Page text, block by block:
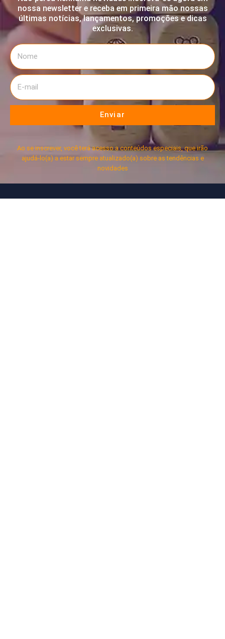
nossa newsletter e receba em primeira mão nossas
últimas notícias, lançamentos, promoções e dicas
exclusivas.
Enviar
Ao se inscrever, você terá acesso a conteúdos especiais, que irão
ajudá-lo(a) a estar sempre atualizado(a) sobre as tendências e
novidades